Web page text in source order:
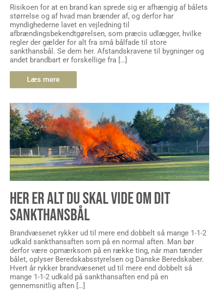
Risikoen for at en brand kan sprede sig er afhængig af bålets
størrelse og af hvad man brænder af, og derfor har
myndighederne lavet en vejledning til
afbrændingsbekendtgørelsen, som præcis udlægger, hvilke
regler der gælder for alt fra små bålfade til store
sankthansbål. Se dem her. Afstandskravene til bygninger og
andet brandbart er forskellige fra […]
Læs mere
HER ER ALT DU SKAL VIDE OM DIT
SANKTHANSBÅL
Brandvæsenet rykker ud til mere end dobbelt så mange 1-1-2
udkald sankthansaften som på en normal aften. Man bør
derfor være opmærksom på en række ting, når man tænder
bålet, oplyser Beredskabsstyrelsen og Danske Beredskaber.
Hvert år rykker brandvæsenet ud til mere end dobbelt så
mange 1-1-2 udkald på sankthansaften end på en
gennemsnitlig aften […]